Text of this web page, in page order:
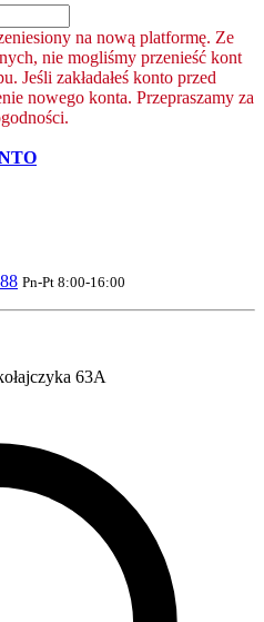
na nową platformę. Ze
nie mogliśmy przenieść kont
Jeśli zakładałeś konto przed
nowego konta. Przepraszamy za
Pn-Pt 8:00-16:00
63A